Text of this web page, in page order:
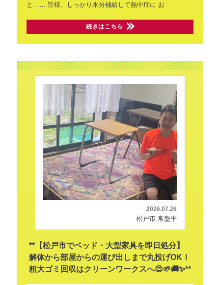
と……
皆様、しっかり水分補給して熱中症に お
続きはこちら
2026.07.26
松戸市 常盤平
**【松戸市でベッド・大型家具を即日処分】
解体から部屋からの運び出しまで丸投げOK！
粗大ゴミ回収はクリーンワークスへ😍🌱🚚✨**